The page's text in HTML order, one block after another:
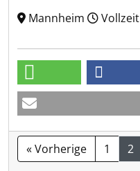
Mannheim Vollzeit
« Vorherige 1 2